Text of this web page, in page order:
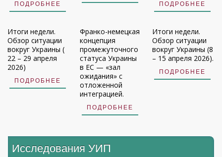
ПОДРОБНЕЕ ПОДРОБНЕЕ
Итоги недели.
Обзор ситуации
вокруг Украины (
22 – 29 апреля
2026)
ПОДРОБНЕЕ
Франко-немецкая
концепция
промежуточного
статуса Украины
в ЕС — «зал
ожидания» с
отложенной
интеграцией.
ПОДРОБНЕЕ
Итоги недели.
Обзор ситуации
вокруг Украины (8
– 15 апреля 2026).
ПОДРОБНЕЕ
Исследования УИП